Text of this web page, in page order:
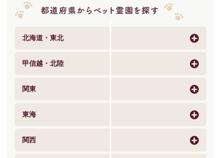
北海道・東北
甲信越・北陸
関東
東海
関西